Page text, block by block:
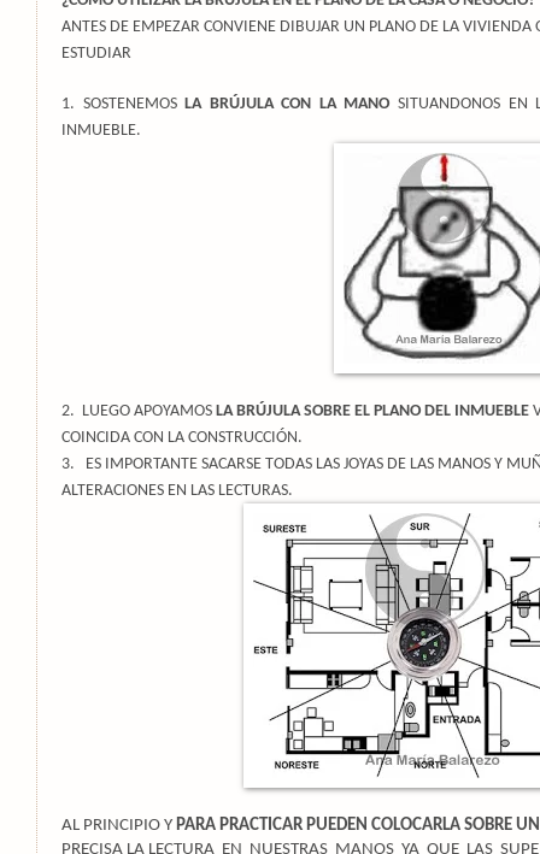
ANTES DE EMPEZAR CONVIENE DIBUJAR UN PLANO DE LA VIVIENDA
ESTUDIAR
1. SOSTENEMOS LA BRÚJULA CON LA MANO SITUANDONOS EN
INMUEBLE.
2. LUEGO APOYAMOS LA BRÚJULA SOBRE EL PLANO DEL INMUEBLE
COINCIDA CON LA CONSTRUCCIÓN.
3.
ES IMPORTANTE SACARSE TODAS LAS JOYAS DE LAS MANOS Y
ALTERACIONES EN LAS LECTURAS.
AL PRINCIPIO Y PARA PRACTICAR PUEDEN COLOCARLA SOBRE
PRECISA LA LECTURA EN NUESTRAS MANOS YA QUE LAS